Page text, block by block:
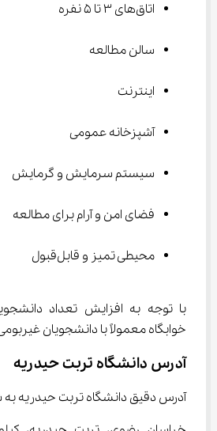
اتاق‌های ۳ تا ۵ نفره
سالن مطالعه
اینترنت
آشپزخانه عمومی
سیستم سرمایش و گرمایش
فضای امن و آرام برای مطالعه
محیطی تمیز و قابل‌قبول
با توجه به افزایش تعداد
خوابگاه معمولاً با دانشجویان
آدرس دانشگاه تربت حیدریه
آدرس دقیق دانشگاه تربت حیدریه